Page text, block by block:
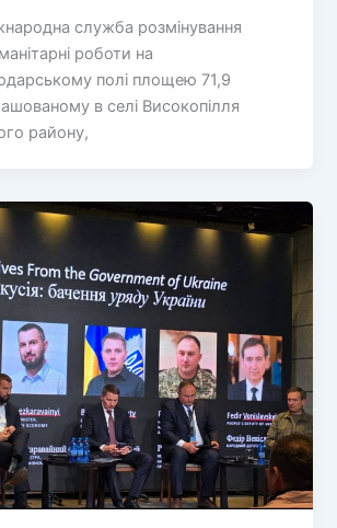
служба розмінування
роботи на
полі площею 71,9
в селі Високопілля
району,